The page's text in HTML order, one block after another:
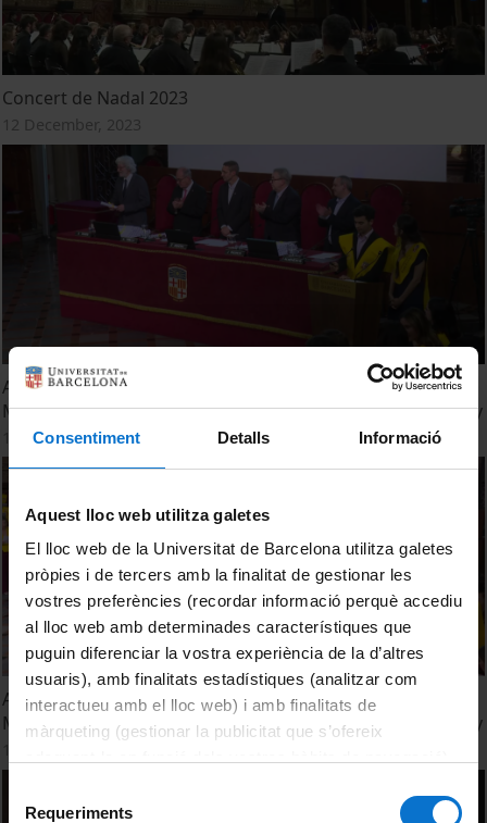
Consentiment Detalls Informació
Aquest lloc web utilitza galetes
El lloc web de la Universitat de Barcelona utilitza galetes
pròpies i de tercers amb la finalitat de gestionar les
vostres preferències (recordar informació perquè accediu
al lloc web amb determinades característiques que
puguin diferenciar la vostra experiència de la d’altres
usuaris), amb finalitats estadístiques (analitzar com
interactueu amb el lloc web) i amb finalitats de
màrqueting (gestionar la publicitat que s’ofereix
consultar laPolítica de galetes del lloc web de la
Requeriments
Concert de Nadal 2023
12 December, 2023
Acte de Graduació i Jurament Hipocràtic. Facultat de
Medicina. Campus Clínic. Promoció 2023. Sessió 15 de juny
15 June, 2023
Acte de Graduació i Jurament Hipocràtic. Facultat de
Medicina. Campus Clínic. Promoció 2023. Sessió 14 de juny